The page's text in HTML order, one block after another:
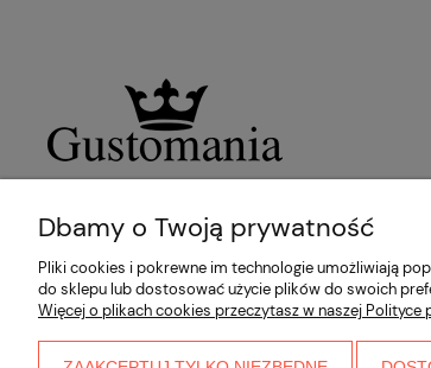
Dbamy o Twoją prywatność
Pliki cookies i pokrewne im technologie umożliwiają
do sklepu lub dostosować użycie plików do swoich
Więcej o plikach cookies przeczytasz w naszej Polityce